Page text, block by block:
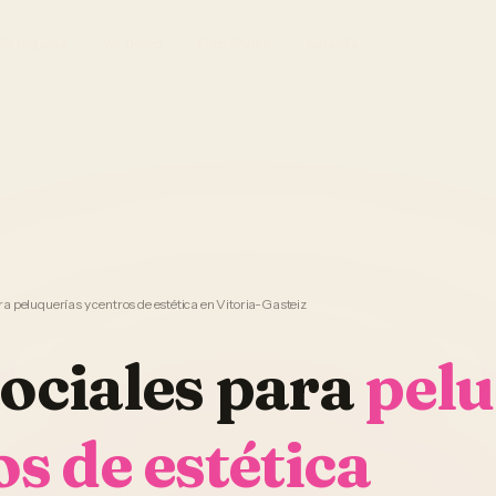
peluquerías y centros de estética en Vitoria-Gasteiz
para
de estética